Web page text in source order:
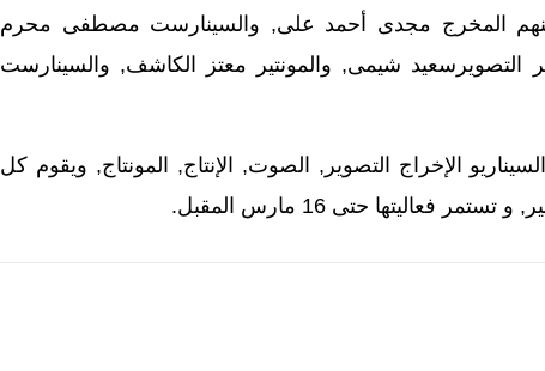
منهم المخرج مجدى أحمد على, والسينارست مصطفى محرم
التصويرسعيد شيمى, والمونتير معتز الكاشف, والسينارست
الإخراج التصوير, الصوت, الإنتاج, المونتاج, ويقوم كل
حتى 16 مارس المقبل.